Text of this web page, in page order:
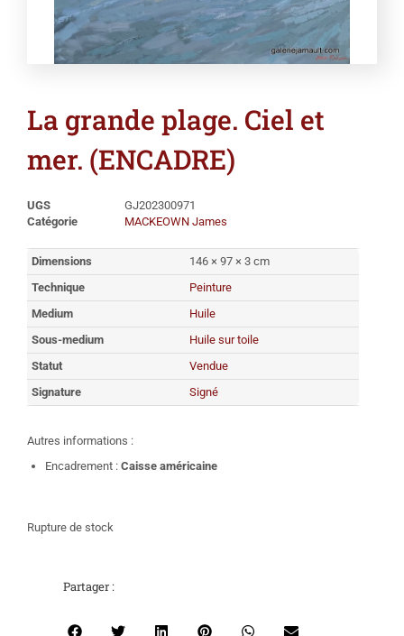
La grande plage. Ciel et
mer. (ENCADRE)
UGS
GJ202300971
Catégorie
MACKEOWN James
Dimensions
146 × 97 × 3 cm
Technique
Peinture
Medium
Huile
Sous-medium
Huile sur toile
Statut
Vendue
Signature
Signé
Autres informations :
Encadrement : Caisse américaine
Rupture de stock
Partager :